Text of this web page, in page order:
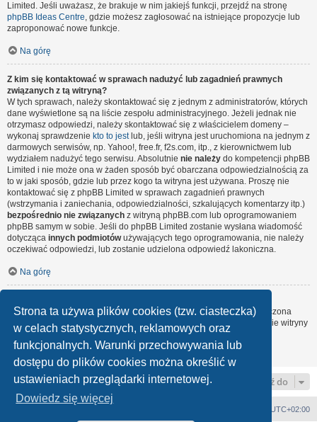
Strona ta używa plików cookies (tzw. ciasteczka)
w celach statystycznych, reklamowych oraz
funkcjonalnych. Warunki przechowywania lub
dostępu do plików cookies można określić w
ustawieniach przeglądarki internetowej.
Dowiedz się więcej
Limited. Jeśli uważasz, że brakuje w nim jakiejś funkcji, przejdź na stronę
phpBB Ideas Centre, gdzie możesz zagłosować na istniejące propozycje lub
zaproponować nowe funkcje.
Na górę
Z kim się kontaktować w sprawach nadużyć lub zagadnień prawnych
związanych z tą witryną?
W tych sprawach, należy skontaktować się z jednym z administratorów, których
dane wyświetlone są na liście zespołu administracyjnego. Jeżeli jednak nie
otrzymasz odpowiedzi, należy skontaktować się z właścicielem domeny –
wykonaj sprawdzenie kto to jestlub, jeśli witryna jest uruchomiona na jednym z
darmowych serwisów, np. Yahoo!, free.fr, f2s.com, itp., z kierownictwem lub
wydziałem nadużyć tego serwisu. Absolutnie nie należy do kompetencji phpBB
Limited i nie może ona w żaden sposób być obarczana odpowiedzialnością za
to w jaki sposób, gdzie lub przez kogo ta witryna jest używana. Proszę nie
kontaktować się z phpBB Limited w sprawach zagadnień prawnych
(wstrzymania i zaniechania, odpowiedzialności, szkalujących komentarzy itp.)
bezpośrednio nie związanych z witryną phpBB.com lub oprogramowaniem
phpBB samym w sobie. Jeśli do phpBB Limited zostanie wysłana wiadomość
dotycząca innych podmiotówużywających tego oprogramowania, nie należy
oczekiwać odpowiedzi, lub zostanie udzielona odpowiedź lakoniczna.
Na górę
Wszyscy użytkownicy witryny mogą używać – jeśli funkcja ta jest włączona
przez administratora witryny – formularza „Kontakt z nami”. Członkowie witryny
mogą także używać odnośnika „Zespół administracyjny”.
Na górę
Przejdź do
UTC+02:00